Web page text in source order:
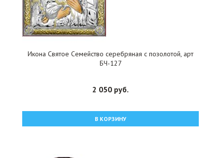
Икона Святое Семейство серебряная с позолотой, арт
БЧ-127
2 050 руб.
В КОРЗИНУ